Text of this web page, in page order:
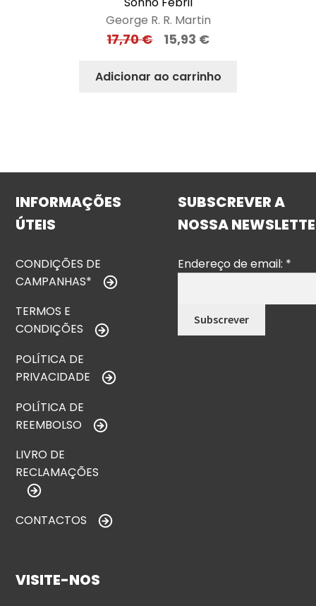
George R. R. Martin
17,70€ 15,93 €
Adicionar ao carrinho
INFORMAÇÕES
ÚTEIS
CONDIÇÕES DE
CAMPANHAS*
TERMOS E
CONDIÇÕES
POLÍTICA DE
PRIVACIDADE
POLÍTICA DE
REEMBOLSO
LIVRO DE
RECLAMAÇÕES
CONTACTOS
SUBSCREVER A
NOSSA
Endereço de email: *
VISITE-NOS